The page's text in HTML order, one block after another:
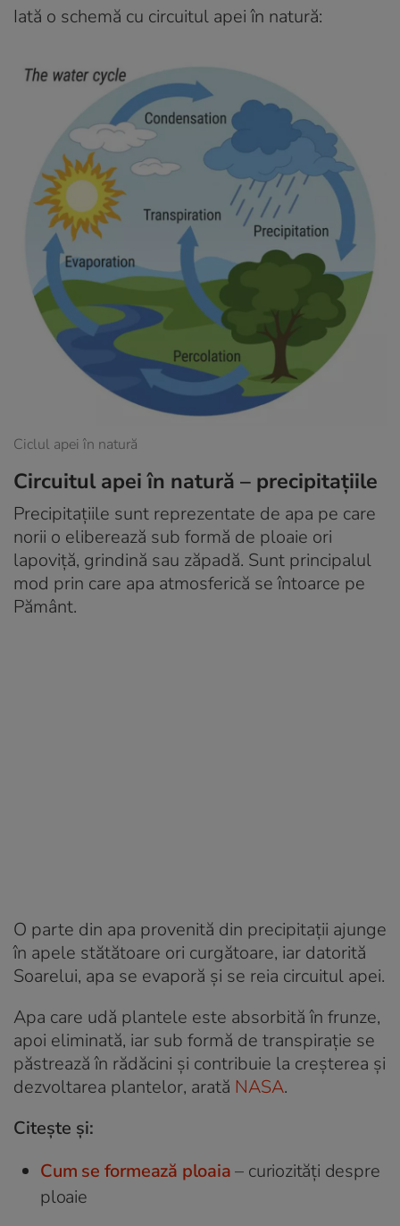
Iată o schemă cu circuitul apei în natură:
Ciclul apei în natură
Circuitul apei în natură – precipitațiile
Precipitațiile sunt reprezentate de apa pe care
norii o eliberează sub formă de ploaie ori
lapoviță, grindină sau zăpadă. Sunt principalul
mod prin care apa atmosferică se întoarce pe
Pământ.
O parte din apa provenită din precipitații ajunge
în apele stătătoare ori curgătoare, iar datorită
Soarelui, apa se evaporă și se reia circuitul apei.
Apa care udă plantele este absorbită în frunze,
apoi eliminată, iar sub formă de transpirație se
păstrează în rădăcini și contribuie la creșterea și
dezvoltarea plantelor, arată NASA.
Citește și:
Cum se formează ploaia– curiozități despre
ploaie